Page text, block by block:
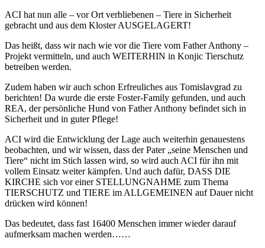
ACI hat nun alle – vor Ort verbliebenen – Tiere in Sicherheit
gebracht und aus dem Kloster AUSGELAGERT!
Das heißt, dass wir nach wie vor die Tiere vom Father Anthony –
Projekt vermitteln, und auch WEITERHIN in Konjic Tierschutz
betreiben werden.
Zudem haben wir auch schon Erfreuliches aus Tomislavgrad zu
berichten! Da wurde die erste Foster-Family gefunden, und auch
REA, der persönliche Hund von Father Anthony befindet sich in
Sicherheit und in guter Pflege!
ACI wird die Entwicklung der Lage auch weiterhin genauestens
beobachten, und wir wissen, dass der Pater „seine Menschen und
Tiere“ nicht im Stich lassen wird, so wird auch ACI für ihn mit
vollem Einsatz weiter kämpfen. Und auch dafür, DASS DIE
KIRCHE sich vor einer STELLUNGNAHME zum Thema
TIERSCHUTZ und TIERE im ALLGEMEINEN auf Dauer nicht
drücken wird können!
Das bedeutet, dass fast 16400 Menschen immer wieder darauf
aufmerksam machen werden……